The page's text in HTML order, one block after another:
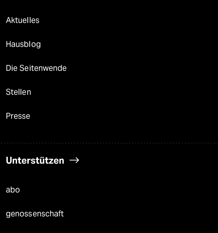
Aktuelles
Hausblog
Die Seitenwende
Stellen
Presse
Unterstützen
abo
genossenschaft